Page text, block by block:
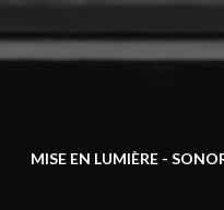
MISE EN LUMIÈRE -